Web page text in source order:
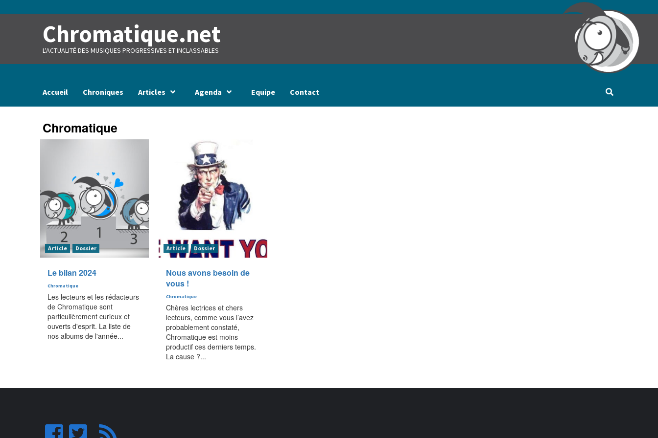
to
Chromatique.net
L'ACTUALITÉ DES MUSIQUES PROGRESSIVES ET INCLASSABLES
Accueil Chroniques Articles Agenda Equipe Contact
Chromatique
Article Dossier
Le bilan 2024
Chromatique
Les lecteurs et les rédacteurs
de Chromatique sont
particulièrement curieux et
ouverts d'esprit. La liste de
nos albums de l'année...
Article Dossier
Nous avons besoin de
vous !
Chromatique
Chères lectrices et chers
lecteurs, comme vous l’avez
probablement constaté,
Chromatique est moins
productif ces derniers temps.
La cause ?...